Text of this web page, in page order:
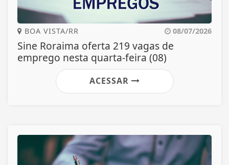
BOA VISTA/RR 08/07/2026
Sine Roraima oferta 219 vagas de
emprego nesta quarta-feira (08)
ACESSAR